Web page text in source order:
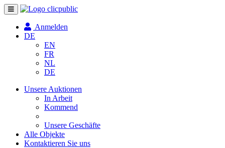
Navigation
umschalten
Anmelden
DE
EN
FR
NL
DE
Unsere Auktionen
In Arbeit
Kommend
Unsere Geschäfte
Alle Objekte
Kontaktieren Sie uns